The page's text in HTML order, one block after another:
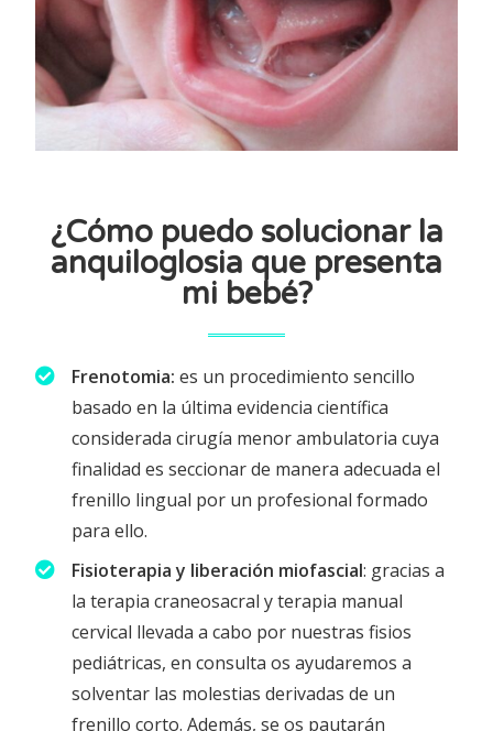
¿Cómo puedo solucionar la
anquiloglosia que presenta
mi bebé?
Frenotomia: es un procedimiento sencillo
basado en la última evidencia científica
considerada cirugía menor ambulatoria cuya
finalidad es seccionar de manera adecuada el
frenillo lingual por un profesional formado
para ello.
Fisioterapia y liberación miofascial: gracias a
la terapia craneosacral y terapia manual
cervical llevada a cabo por nuestras fisios
pediátricas, en consulta os ayudaremos a
solventar las molestias derivadas de un
frenillo corto. Además, se os pautarán